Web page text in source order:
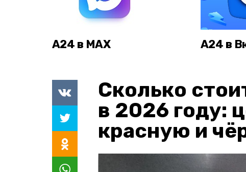
А24 в MAX А24 в
Сколько
в 2026 году:
красную и